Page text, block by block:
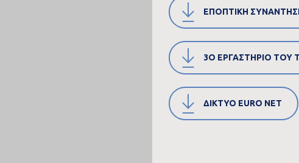
ΕΠΟΠΤΙΚΗ ΣΥΝΑΝΤΗΣΗ
3Ο ΕΡΓΑΣΤΗΡΙΟ ΤΟΥ
ΔΙΚΤΥΟ EURO NET